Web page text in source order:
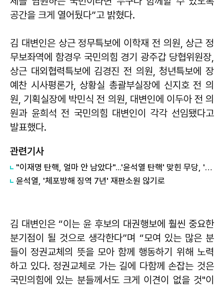
공간을 크게 열어뒀다”고 밝혔다.
김 대변인은 상근 정무특보에 이학재 전 의원, 상근 정
무보좌역에 함경우 국민의힘 경기 광주갑 당협위원장,
상근 대외협력특보에 김경진 전 의원, 청년특보에 장
예찬 시사평론가, 상황실 총괄부실장에 신지호 전 의
원, 기획실장에 박민식 전 의원, 대변인에 이두아 전 의
원과 윤희석 전 국민의힘 대변인이 각각 선임됐다고
발표했다.
관련기사
"이재명 탄핵, 얼마 안 남았다"...'윤석열 탄핵' 맞힌 무당, '성지글' 등장
윤석열, '체포방해 징역 7년' 재판소원 않기로
김 대변인은 “이는 윤 후보의 대권행보에 훨씬 중요한
분기점이 될 것으로 생각한다”며 “모여 있는 많은 분
들이 정권교체의 뜻을 모아 함께 행동하기 위해 노력
하고 있다. 정권교체로 가는 길에 다함께 손잡는 것은
국민의힘에 있는 분들께서도 크게 이견이 없을 것"이